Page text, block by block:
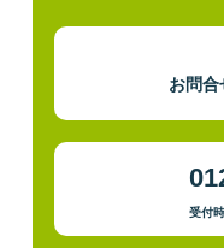
お問合
受付